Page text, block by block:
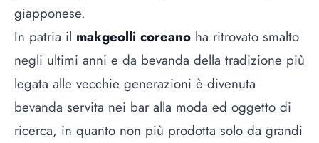
giapponese.
In patria il makgeolli coreano ha ritrovato smalto
negli ultimi anni e da bevanda della tradizione più
legata alle vecchie generazioni è divenuta
bevanda servita nei bar alla moda ed oggetto di
ricerca, in quanto non più prodotta solo da grandi